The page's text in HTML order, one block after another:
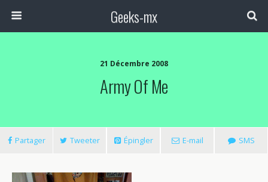
Geeks-mx
21 Décembre 2008
Army Of Me
Partager Tweeter Épingler E-mail SMS